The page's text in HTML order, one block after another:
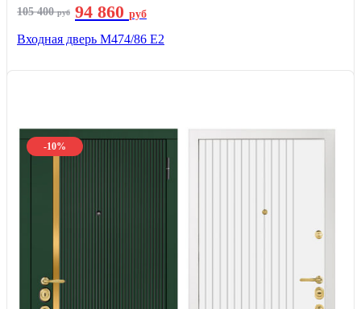
105 400руб 94 860 руб
Входная дверь М474/86 Е2
-10%